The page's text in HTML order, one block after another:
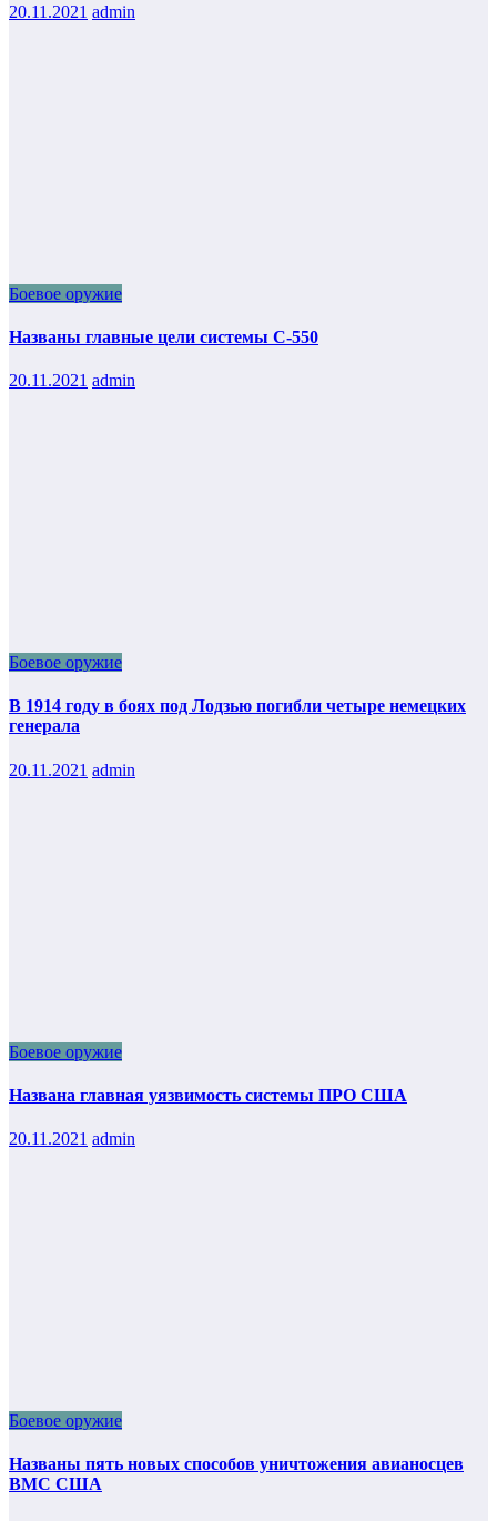
20.11.2021 admin
Боевое оружие
Названы главные цели системы С-550
20.11.2021 admin
Боевое оружие
В 1914 году в боях под Лодзью погибли четыре немецких
генерала
20.11.2021 admin
Боевое оружие
Названа главная уязвимость системы ПРО США
20.11.2021 admin
Боевое оружие
Названы пять новых способов уничтожения авианосцев
ВМС США